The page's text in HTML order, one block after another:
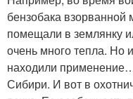
бензобака
помещали в землянку
очень много тепла. Но
находили
Сибири. И вот в